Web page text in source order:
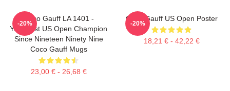
Coco Gauff LA 1401 -
Youngest US Open Champion
Since Nineteen Ninety Nine
Coco Gauff Mugs
23,00 € - 26,68 €
-20%
Coco Gauff US Open Poster
18,21 € - 42,22 €
-20%